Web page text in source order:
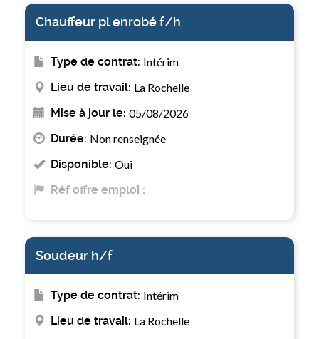
Chauffeur pl enrobé f/h
Type de contrat: Intérim
Lieu de travail: La Rochelle
Mise à jour le: 05/08/2026
Durée: Non renseignée
Disponible: Oui
Réf offre emploi :
Soudeur h/f
Type de contrat: Intérim
Lieu de travail: La Rochelle